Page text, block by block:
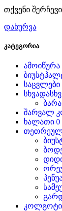
თქვენი
დახურვა
კატეგორია
ამოიწურა
საცვლები
შარვალ
ხალათი 0
კოლგოტი